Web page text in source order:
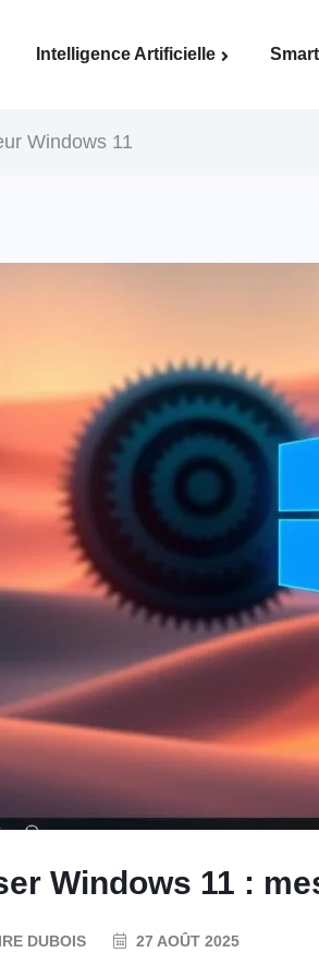
Intelligence Artificielle
Windows 11
Windows 11 :
DUBOIS 27 AOÛT 2025